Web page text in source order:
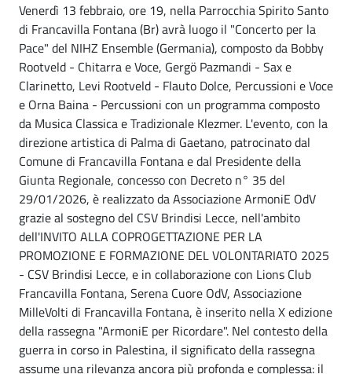
Venerdì 13 febbraio, ore 19, nella Parrocchia Spirito Santo
di Francavilla Fontana (Br) avrà luogo il "Concerto per la
Pace" del NIHZ Ensemble (Germania), composto da Bobby
Rootveld - Chitarra e Voce, Gergö Pazmandi - Sax e
Clarinetto, Levi Rootveld - Flauto Dolce, Percussioni e Voce
e Orna Baina - Percussioni con un programma composto
da Musica Classica e Tradizionale Klezmer. L'evento, con la
direzione artistica di Palma di Gaetano, patrocinato dal
Comune di Francavilla Fontana e dal Presidente della
Giunta Regionale, concesso con Decreto n° 35 del
29/01/2026, è realizzato da Associazione ArmoniE OdV
grazie al sostegno del CSV Brindisi Lecce, nell'ambito
dell'INVITO ALLA COPROGETTAZIONE PER LA
PROMOZIONE E FORMAZIONE DEL VOLONTARIATO 2025
- CSV Brindisi Lecce, e in collaborazione con Lions Club
Francavilla Fontana, Serena Cuore OdV, Associazione
MilleVolti di Francavilla Fontana, è inserito nella X edizione
della rassegna "ArmoniE per Ricordare". Nel contesto della
guerra in corso in Palestina, il significato della rassegna
assume una rilevanza ancora più profonda e complessa: il